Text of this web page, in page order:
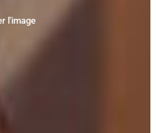
l'image